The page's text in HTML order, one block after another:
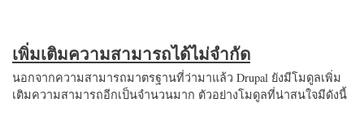
เพิ่มเติมความสามารถได้ไม่จำกัด
นอกจากความสามารถมาตรฐานที่ว่ามาแล้ว Drupal ยังมีโมดูลเพิ่ม
เติมความสามารถอีกเป็นจำนวนมาก ตัวอย่างโมดูลที่น่าสนใจมีดังนี้